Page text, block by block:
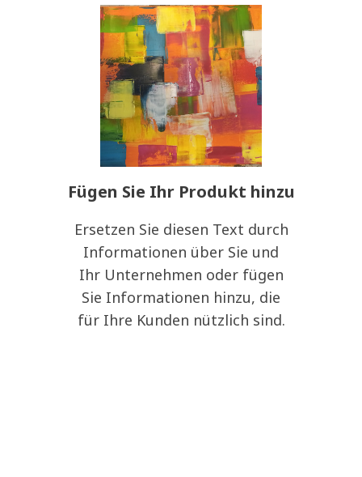
Fügen Sie Ihr Produkt hinzu
Ersetzen Sie diesen Text durch
Informationen über Sie und
Ihr Unternehmen oder fügen
Sie Informationen hinzu, die
für Ihre Kunden nützlich sind.